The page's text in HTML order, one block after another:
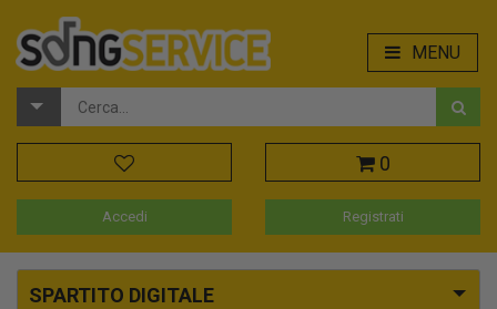
MENU
0
Accedi Registrati
SPARTITO DIGITALE